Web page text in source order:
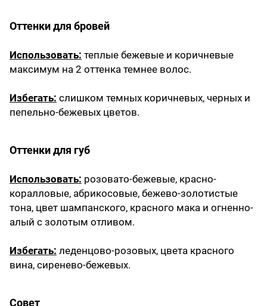
Оттенки для бровей
Использовать: теплые бежевые и коричневые
максимум на 2 оттенка темнее волос.
Избегать: слишком темных коричневых, черных и
пепельно-бежевых цветов.
Оттенки для губ
Использовать: розовато-бежевые, красно-
коралловые, абрикосовые, бежево-золотистые
тона, цвет шампанского, красного мака и огненно-
алый с золотым отливом.
Избегать: леденцово-розовых, цвета красного
вина, сиренево-бежевых.
Совет